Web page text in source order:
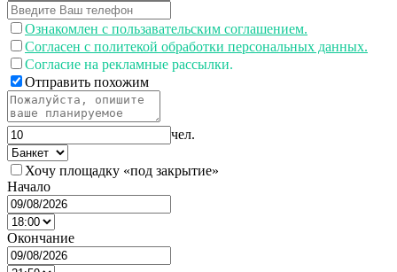
Ознакомлен с пользавательским соглашением.
Согласен с политекой обработки персональных данных.
Согласие на рекламные рассылки.
Отправить похожим
чел.
Хочу площадку «под закрытие»
Начало
Окончание